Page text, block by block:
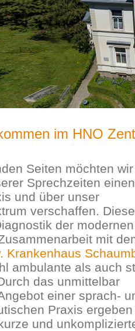
im HNO
Seiten möchten
Sprechzeiten
und über unser
verschaffen.
der
mit
Krankenhaus
ambulante als auch
das unmittelbar
einer sprach-
Praxis
und